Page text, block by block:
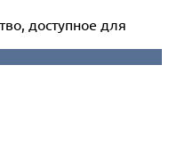
доступное для